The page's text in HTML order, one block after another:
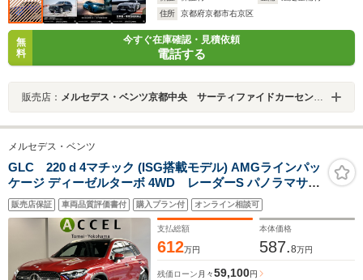
住所
京都府京都市右京区
無
料
今すぐ在庫確認・見積依頼
電話する
販売店： メルセデス・ベンツ京都中央 サーティファイドカーセンター
メルセデス・ベンツ
GLC 220 d 4マチック (ISG搭載モデル) AMGラインパッ
ケージ ディーゼルターボ 4WD レーダーS パノラマサン
ルーフ レザーエクスクルーシブPKG 純正ナビTV 360度カ
メラ ブラインドスポットアシスト キーレスゴー フットト
ランクオープナー ブルメスターサウンド ドラレコ ワン
販売店保証 車両品質評価書付 購入プラン付 オンライン相談可
支払総額
612万円
本体価格
587.8万円
残価ローン 月々59,100円